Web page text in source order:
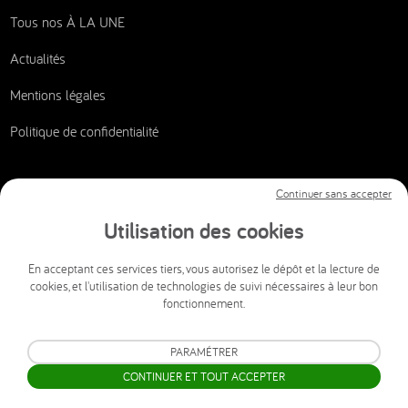
Tous nos À LA UNE
Actualités
Mentions légales
Politique de confidentialité
CSI AUDIOVISUEL
info@csi-audiovisuel.com
© 2026 CSI AUDIOVISUEL
Utilisation des cookies
En acceptant ces services tiers, vous autorisez le dépôt et la lecture de
cookies, et l'utilisation de technologies de suivi nécessaires à leur bon
fonctionnement.
Continuer sans accepter
PARAMÉTRER
CONTINUER ET TOUT ACCEPTER